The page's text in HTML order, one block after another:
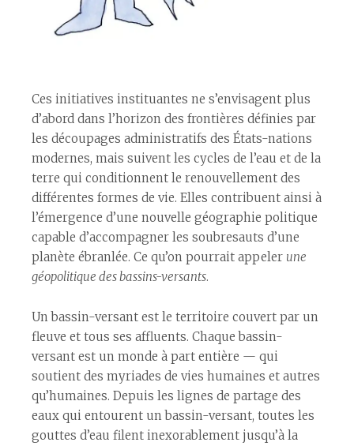
Ces initiatives instituantes ne s’envisagent plus
d’abord dans l’horizon des frontières définies par
les découpages administratifs des États-nations
modernes, mais suivent les cycles de l’eau et de la
terre qui conditionnent le renouvellement des
différentes formes de vie. Elles contribuent ainsi à
l’émergence d’une nouvelle géographie politique
capable d’accompagner les soubresauts d’une
planète ébranlée. Ce qu’on pourrait appeler une
géopolitique des bassins-versants.
Un bassin-versant est le territoire couvert par un
fleuve et tous ses affluents. Chaque bassin-
versant est un monde à part entière — qui
soutient des myriades de vies humaines et autres
qu’humaines. Depuis les lignes de partage des
eaux qui entourent un bassin-versant, toutes les
gouttes d’eau filent inexorablement jusqu’à la